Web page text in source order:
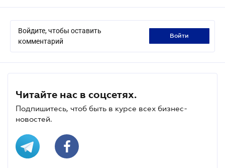
Войдите, чтобы оставить
комментарий
войти
Читайте нас в соцсетях.
Подпишитесь, чтоб быть в курсе всех бизнес-
новостей.